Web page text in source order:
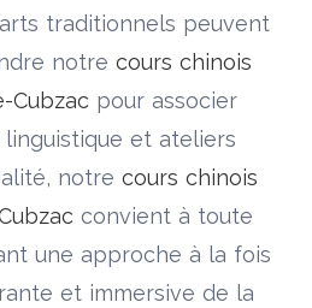
traditionnels peuvent
notre cours chinois
Cubzac pour associer
et ateliers
notre cours chinois
convient à toute
une approche à la fois
et immersive de la